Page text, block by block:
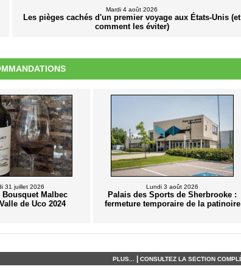
Mardi 4 août 2026
Les pièges cachés d'un premier voyage aux États-Unis (et
comment les éviter)
31 juillet 2026
Bousquet Malbec
de Uco 2024
Lundi 3 août 2026
Palais des Sports de Sherbrooke :
fermeture temporaire de la patinoire
PLUS... CONSULTEZ LA SECTION